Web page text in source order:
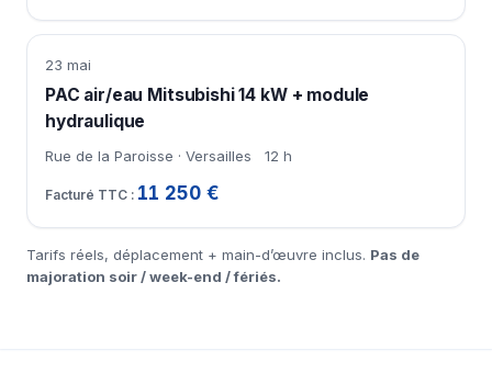
23 mai
PAC air/eau Mitsubishi 14 kW + module
hydraulique
Rue de la Paroisse · Versailles 12 h
11 250 €
Tarifs réels, déplacement + main-d’œuvre inclus. Pas de
majoration soir / week-end / fériés.